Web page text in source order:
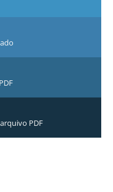
PDF